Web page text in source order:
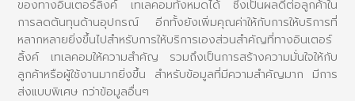
ของทางอินเตอร์ลิ้งค์ เทเลคอมทั้งหมดได้ ซึ่งเป็นผลดีต่อลูกค้าใน
การลดต้นทุนด้านอุปกรณ์ อีกทั้งยังเพิ่มคุณค่าให้กับการให้บริการที่
หลากหลายยิ่งขึ้นไปสำหรับการให้บริการเองส่วนสำคัญที่ทางอินเตอร์
ลิ้งค์ เทเลคอมให้ความสำคัญ รวมถึงเป็นการสร้างความมั่นใจให้กับ
ลูกค้าหรือผู้ใช้งานมากยิ่งขึ้น สำหรับข้อมูลที่มีความสำคัญมาก มีการ
ส่งแบบพิเศษ กว่าข้อมูลอื่นๆ